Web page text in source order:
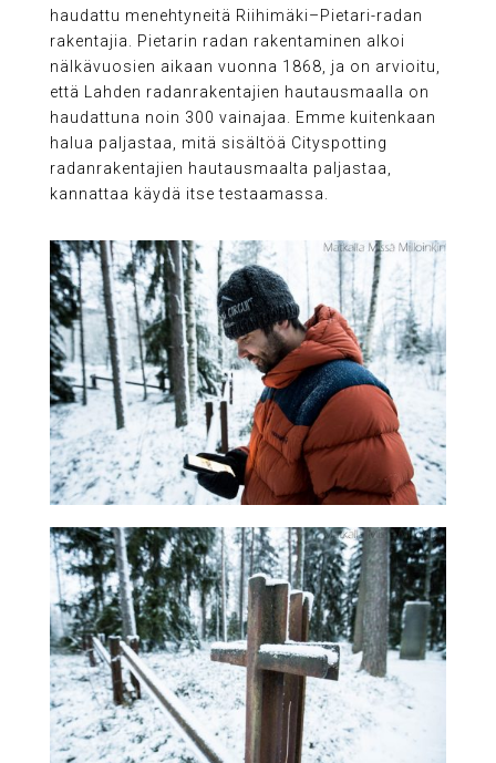
haudattu menehtyneitä Riihimäki–Pietari-radan
rakentajia. Pietarin radan rakentaminen alkoi
nälkävuosien aikaan vuonna 1868, ja on arvioitu,
että Lahden radanrakentajien hautausmaalla on
haudattuna noin 300 vainajaa. Emme kuitenkaan
halua paljastaa, mitä sisältöä Cityspotting
radanrakentajien hautausmaalta paljastaa,
kannattaa käydä itse testaamassa.